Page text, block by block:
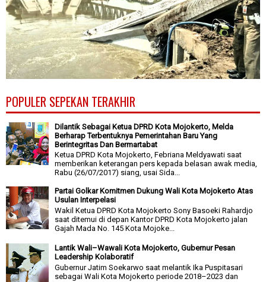
POPULER SEPEKAN TERAKHIR
Dilantik Sebagai Ketua DPRD Kota Mojokerto, Melda
Berharap Terbentuknya Pemerintahan Baru Yang
Berintegritas Dan Bermartabat
Ketua DPRD Kota Mojokerto, Febriana Meldyawati saat
memberikan keterangan pers kepada belasan awak media,
Rabu (26/07/2017) siang, usai Sida...
Partai Golkar Komitmen Dukung Wali Kota Mojokerto Atas
Usulan Interpelasi
Wakil Ketua DPRD Kota Mojokerto Sony Basoeki Rahardjo
saat ditemui di depan Kantor DPRD Kota Mojokerto jalan
Gajah Mada No. 145 Kota Mojoke...
Lantik Wali–Wawali Kota Mojokerto, Gubernur Pesan
Leadership Kolaboratif
Gubernur Jatim Soekarwo saat melantik Ika Puspitasari
sebagai Wali Kota Mojokerto periode 2018–2023 dan